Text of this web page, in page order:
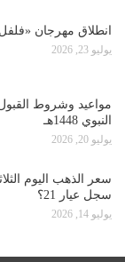
انطلاق مهرجان
يوليو 23, 2026
مواعيد وشروط
النبوي 1448هـ
يوليو 20, 2026
سعر الذهب اليوم
سجل عيار 21؟
يوليو 14, 2026